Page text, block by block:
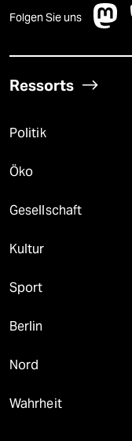
Folgen Sie uns
Ressorts
Politik
Öko
Gesellschaft
Kultur
Sport
Berlin
Nord
Wahrheit